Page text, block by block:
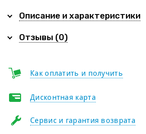
Описание и характеристики
Отзывы (0)
Как оплатить и получить
Дисконтная карта
Сервис и гарантия возврата